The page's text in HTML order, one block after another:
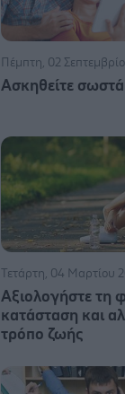
Πέμπτη, 02
Ασκηθείτε σωστά
Τετάρτη, 04 Μαρτίου
Αξιολογήστε τη
κατάσταση και
τρόπο ζωής